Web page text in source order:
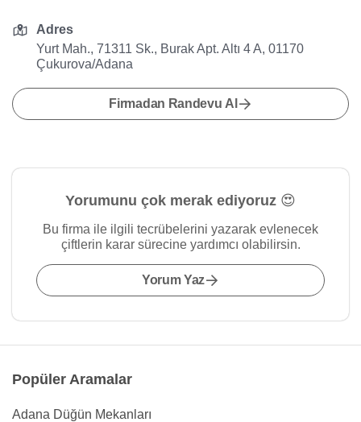
Adres
Yurt Mah., 71311 Sk., Burak Apt. Altı 4 A, 01170
Çukurova/Adana
Firmadan Randevu Al
Yorumunu çok merak ediyoruz 😍
Bu firma ile ilgili tecrübelerini yazarak evlenecek
çiftlerin karar sürecine yardımcı olabilirsin.
Yorum Yaz
Popüler Aramalar
Adana Düğün Mekanları